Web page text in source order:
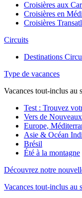
Croisières aux
Croisières en
Croisières
Circuits
Destinations
Type de vacances
Vacances tout-inclus au
Test : Trouvez
Vers de
Europe,
Asie & Océan
Brésil
Été à la montagne
Découvrez notre
Vacances tout-inclus au